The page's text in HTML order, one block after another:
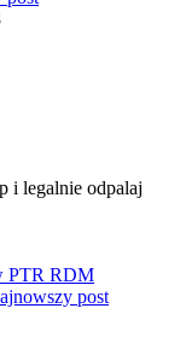
i legalnie odpalaj
PTR RDM
post